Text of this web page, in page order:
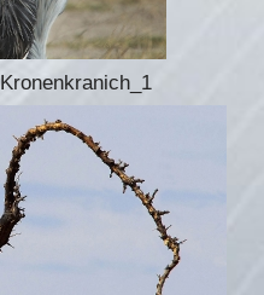
Kronenkranich_1